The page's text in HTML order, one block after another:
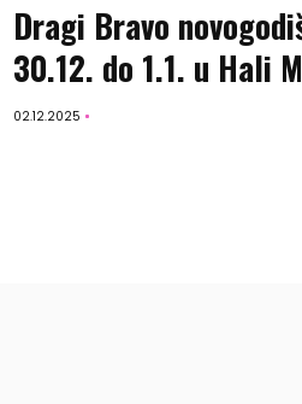
Dragi Bravo
30.12. do 1.1. u Hali
02.12.2025